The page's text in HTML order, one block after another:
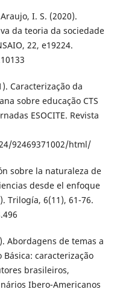
I. S. (2020).
da teoria da sociedade
22, e19224.
Caracterização da
sobre educação CTS
ESOCITE. Revista
92469371002/html/
sobre la naturaleza de
desde el enfoque
Trilogía, 6(11), 61-76.
Abordagens de temas a
Básica: caracterização
brasileiros,
Ibero-Americanos